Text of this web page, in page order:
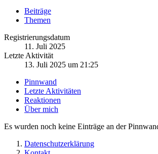
Beiträge
Themen
Registrierungsdatum
11. Juli 2025
Letzte Aktivität
13. Juli 2025 um 21:25
Pinnwand
Letzte Aktivitäten
Reaktionen
Über mich
Es wurden noch keine Einträge an der
Datenschutzerklärung